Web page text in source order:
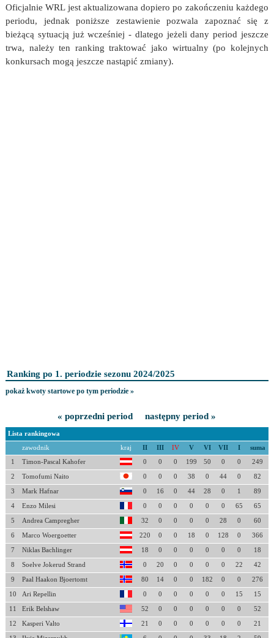
Oficjalnie WRL jest aktualizowana dopiero po zakończeniu każdego
periodu, jednak poniższe zestawienie pozwala zapoznać się z
bieżącą sytuacją już wcześniej - dlatego jeżeli dany period jeszcze
trwa, należy ten ranking traktować jako wirtualny (po kolejnych
konkursach mogą jeszcze nastąpić zmiany).
Ranking po 1. periodzie sezonu 2024/2025
pokaż kwoty startowe po tym periodzie »
« poprzedni period następny period »
Lista rankingowa
zawodnik kraj II III IV V VI VII I suma
1 Timon-Pascal Kahofer 0 0 0 199 50 0 0 249
2 Tomofumi Naito 0 0 0 38 0 44 0 82
3 Mark Hafnar 0 16 0 44 28 0 1 89
4 Enzo Milesi 0 0 0 0 0 0 65 65
5 Andrea Campregher 32 0 0 0 0 28 0 60
6 Marco Woergoetter 220 0 0 18 0 128 0 366
7 Niklas Bachlinger 18 0 0 0 0 0 0 18
8 Soelve Jokerud Strand 0 20 0 0 0 0 22 42
9 Paal Haakon Bjoertomt 80 14 0 0 182 0 0 276
10 Ari Repellin 0 0 0 0 0 0 15 15
11 Erik Belshaw 52 0 0 0 0 0 0 52
12 Kasperi Valto 21 0 0 0 0 0 0 21